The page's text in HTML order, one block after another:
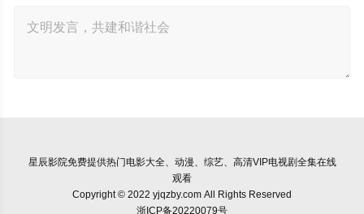
星辰影院免费提供热门电影大全、动漫、综艺、高清VIP电视剧全集在线
观看
Copyright © 2022 yjqzby.com All Rights Reserved
浙ICP备20220079号